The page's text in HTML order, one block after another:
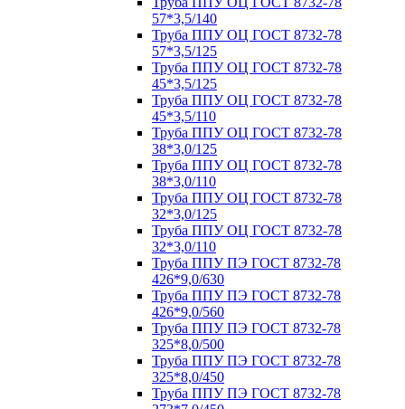
57*3,5/140
Труба ППУ ОЦ ГОСТ 8732-78
57*3,5/125
Труба ППУ ОЦ ГОСТ 8732-78
45*3,5/125
Труба ППУ ОЦ ГОСТ 8732-78
45*3,5/110
Труба ППУ ОЦ ГОСТ 8732-78
38*3,0/125
Труба ППУ ОЦ ГОСТ 8732-78
38*3,0/110
Труба ППУ ОЦ ГОСТ 8732-78
32*3,0/125
Труба ППУ ОЦ ГОСТ 8732-78
32*3,0/110
Труба ППУ ПЭ ГОСТ 8732-78
426*9,0/630
Труба ППУ ПЭ ГОСТ 8732-78
426*9,0/560
Труба ППУ ПЭ ГОСТ 8732-78
325*8,0/500
Труба ППУ ПЭ ГОСТ 8732-78
325*8,0/450
Труба ППУ ПЭ ГОСТ 8732-78